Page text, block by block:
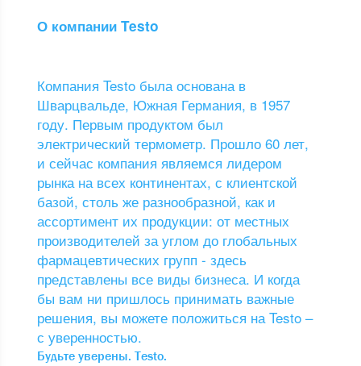
О компании Testo
Компания Testo была основана в
Шварцвальде, Южная Германия, в 1957
году. Первым продуктом был
электрический термометр. Прошло 60 лет,
и сейчас компания являемся лидером
рынка на всех континентах, с клиентской
базой, столь же разнообразной, как и
ассортимент их продукции: от местных
производителей за углом до глобальных
фармацевтических групп - здесь
представлены все виды бизнеса. И когда
бы вам ни пришлось принимать важные
решения, вы можете положиться на Testo –
с уверенностью.
Будьте уверены. Testo.